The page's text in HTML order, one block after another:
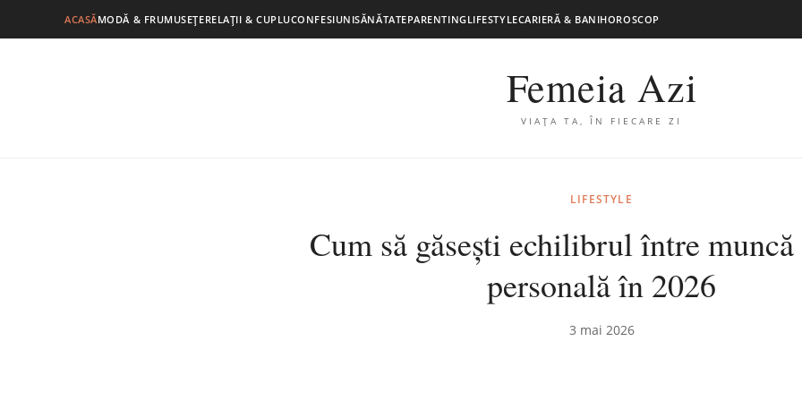
ACASĂMODĂ & FRUMUSEȚERELAȚII & CUPLUCONFESIUNISĂNĂTATEPARENTINGLIFESTYLECARIERĂ & BANIHOROSCOP
Femeia Azi
VIAȚA TA, ÎN FIECARE ZI
LIFESTYLE
Cum să găsești echilibrul între
personală în 2026
3 mai 2026